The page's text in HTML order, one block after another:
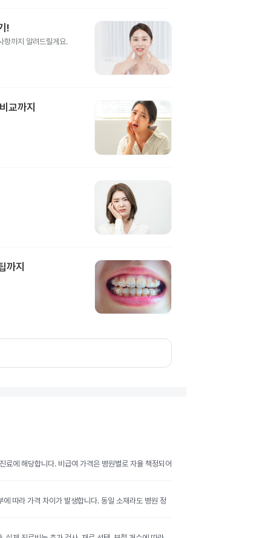
!
항까지 알려드릴게요.
교까지
까지
에 해당합니다. 비급여 가격은 병원별로 자율 책정되어
따라 가격 차이가 발생합니다. 동일 소재라도 병원 정